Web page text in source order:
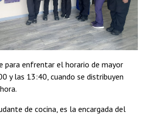
para enfrentar el horario de mayor
y las 13:40, cuando se distribuyen
de cocina, es la encargada del